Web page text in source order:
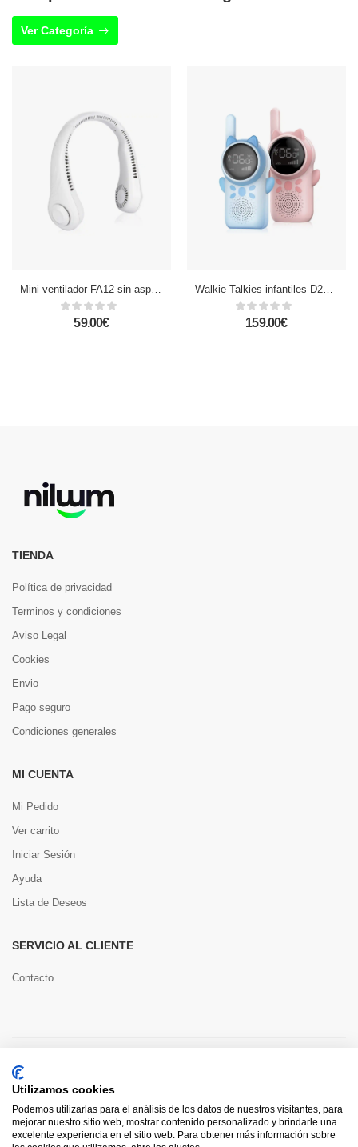
Ver Categoría
Mini ventilador FA12 sin aspas portátil, para el cuello.
59.00€
Walkie Talkies infantiles D25, 1-3 km, pantalla 1,5'' a color, 99 códigos de grupo encriptados, luz LED. 2 unidades. Batería recargable.
159.00€
TIENDA
Política de privacidad
Terminos y condiciones
Aviso Legal
Cookies
Envio
Pago seguro
Condiciones generales
MI CUENTA
Mi Pedido
Ver carrito
Iniciar Sesión
Ayuda
Lista de Deseos
SERVICIO AL CLIENTE
Contacto
Utilizamos cookies
Podemos utilizarlas para el análisis de los datos de nuestros visitantes, para
mejorar nuestro sitio web, mostrar contenido personalizado y brindarle una
excelente experiencia en el sitio web. Para obtener más información sobre